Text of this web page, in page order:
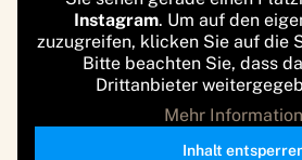
Instagram. Um auf den
zuzugreifen, klicken Sie auf die
Bitte beachten Sie, dass
Drittanbieter
Mehr
Inhalt